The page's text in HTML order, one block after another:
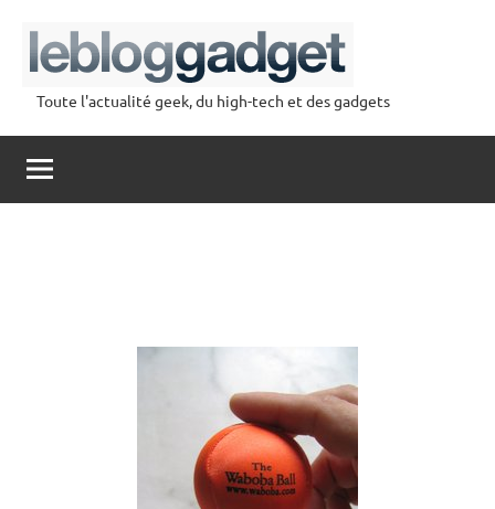
contenu
lebloggadget
Toute l'actualité geek, du high-tech et des gadgets